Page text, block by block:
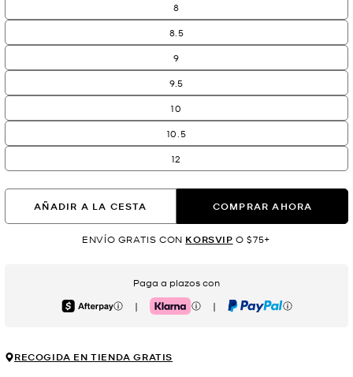
8
8.5
9
9.5
10
10.5
12
AÑADIR A LA CESTA COMPRAR AHORA
ENVÍO GRATIS CON KORSVIP O $75+
Paga a plazos con
Afterpay | Klarna | PayPal
RECOGIDA EN TIENDA GRATIS